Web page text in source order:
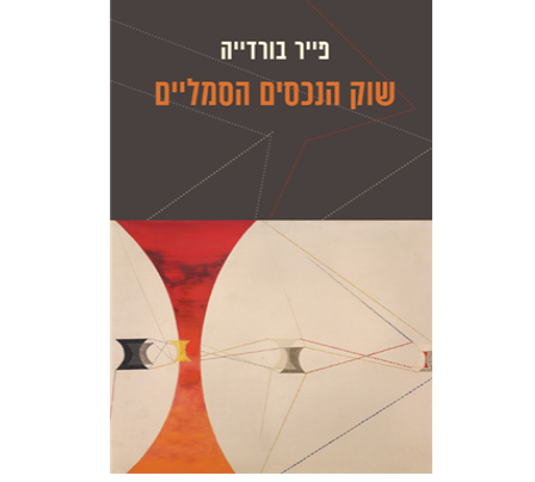
פייר בורדייה
ז'יזל ספירו
אמוץ גלעדי
ז'יזל ספירו
אמוץ גלעדי
הנחת אתר ספר מודפס
$31